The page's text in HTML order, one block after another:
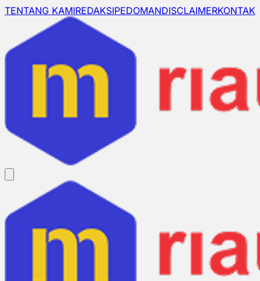
TENTANG KAMIREDAKSIPEDOMANDISCLAIMERKONTAK